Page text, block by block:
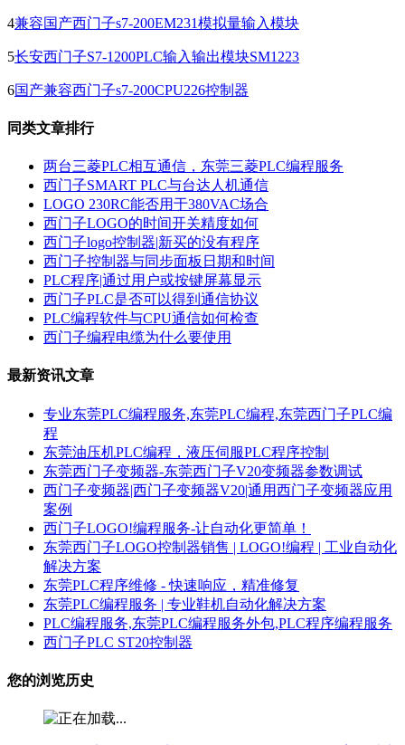
4兼容国产西门子s7-200EM231模拟量输入模块
5长安西门子S7-1200PLC输入输出模块SM1223
6国产兼容西门子s7-200CPU226控制器
同类文章排行
两台三菱PLC相互通信，东莞三菱PLC编程服务
西门子SMART PLC与台达人机通信
LOGO 230RC能否用于380VAC场合
西门子LOGO的时间开关精度如何
西门子logo控制器|新买的没有程序
西门子控制器与同步面板日期和时间
PLC程序|通过用户或按键屏幕显示
西门子PLC是否可以得到通信协议
PLC编程软件与CPU通信如何检查
西门子编程电缆为什么要使用
最新资讯文章
专业东莞PLC编程服务,东莞PLC编程,东莞西门子PLC编
程
东莞油压机PLC编程，液压伺服PLC程序控制
东莞西门子变频器-东莞西门子V20变频器参数调试
西门子变频器|西门子变频器V20|通用西门子变频器应用
案例
西门子LOGO!编程服务-让自动化更简单！
东莞西门子LOGO控制器销售 | LOGO!编程 | 工业自动化
解决方案
东莞PLC程序维修 - 快速响应，精准修复
东莞PLC编程服务 | 专业鞋机自动化解决方案
PLC编程服务,东莞PLC编程服务外包,PLC程序编程服务
西门子PLC ST20控制器
您的浏览历史